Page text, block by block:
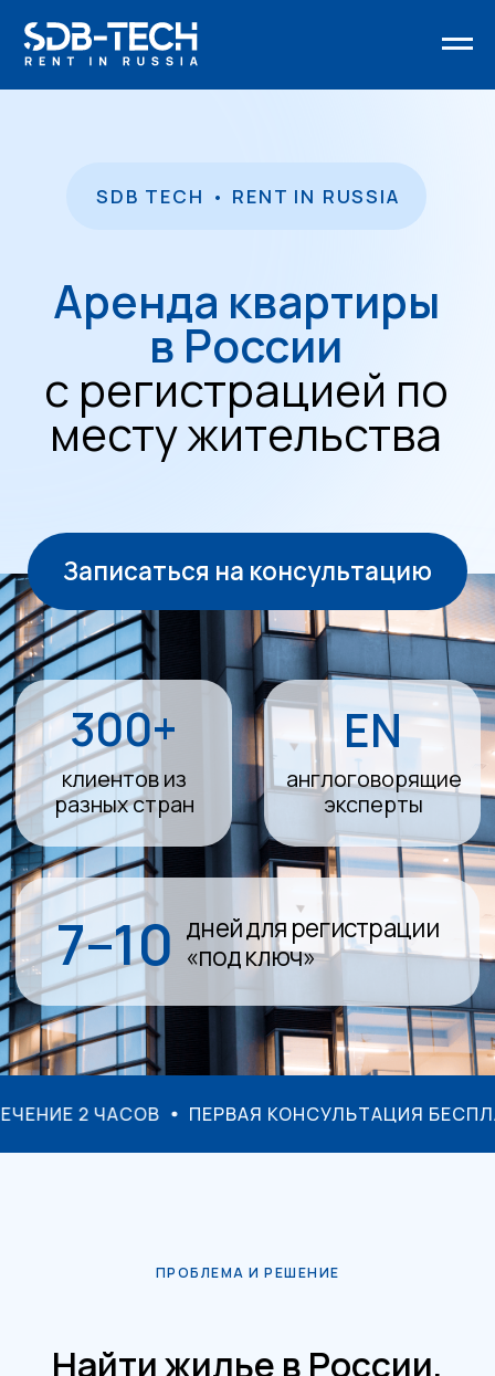
Аренда квартиры
с регистрацией по
месту жительства
Записаться на консультацию
разных стран
EN
эксперты
7–10
дней для регистрации
«под ключ»
В ТЕЧЕНИЕ 2 ЧАСОВ ПЕРВАЯ
ПРОБЛЕМА И РЕШЕНИЕ
Найти жилье в России,